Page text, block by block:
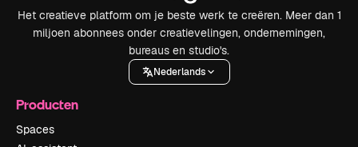
Het creatieve platform om je beste werk te creëren. Meer dan 1
miljoen abonnees onder creatievelingen, ondernemingen,
bureaus en studio's.
Nederlands
Producten
Spaces